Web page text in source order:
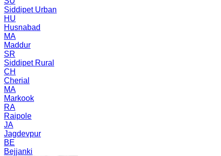
Siddipet Urban
HU
Husnabad
MA
Maddur
SR
Siddipet Rural
CH
Cherial
MA
Markook
RA
Raipole
JA
Jagdevpur
BE
Bejjanki